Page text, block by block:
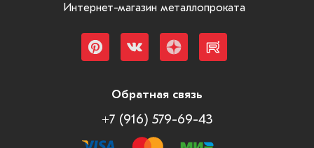
Интернет-магазин металлопроката
Обратная связь
+7 (916) 579-69-43